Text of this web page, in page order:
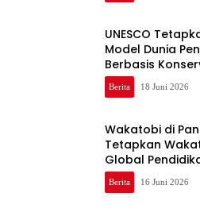
UNESCO
Model Dunia
Berbasis
Berita 18 Juni 2026
Wakatobi di
Tetapkan
Global
Berita 16 Juni 2026